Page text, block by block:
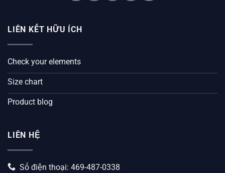
LIÊN KẾT HỮU ÍCH
Check your elements
Size chart
Product blog
LIÊN HỆ
Số điện thoại: 469-487-0338